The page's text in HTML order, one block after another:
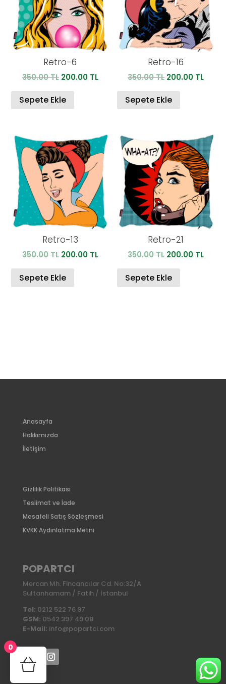
Retro-6
350.00TL Orijinal
350.00 TL.
200.00 TLŞu
200.00 TL.
Sepete Ekle
Retro-16
350.00TL Orijinal
350.00 TL.
200.00 TLŞu
Sepete Ekle
Retro-13
350.00TL Orijinal
350.00 TL.
200.00 TLŞu
200.00 TL.
Sepete Ekle
Retro-21
350.00TL Orijinal
350.00 TL.
200.00 TLŞu
Sepete Ekle
Anasayfa
Hakkımızda
İletişim
Gizlilik Politikası
Teslimat ve İade
Mesafeli Satış Sözleşmesi
KVKK Aydınlatma Metni
POPARTCI
Mercan Mh. Fincancılar Cd. No:32/A
Sultanhamam / Fatih / İstanbul
Tel: 0212 522 76 97
GSM: 0542 397 49 08
E-Mail: info@popartci.com
0